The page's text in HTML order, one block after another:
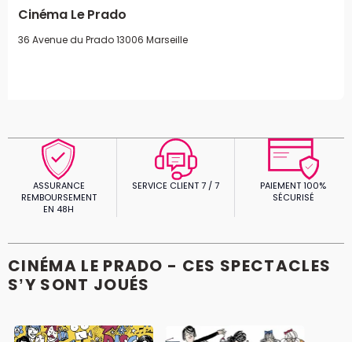
Cinéma Le Prado
36 Avenue du Prado13006 Marseille
ASSURANCE
REMBOURSEMENT
EN 48H
SERVICE CLIENT 7 / 7
PAIEMENT 100%
SÉCURISÉ
CINÉMA LE PRADO - CES SPECTACLES
S’Y SONT JOUÉS